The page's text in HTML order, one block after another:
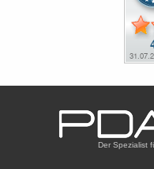
Der Spezialist